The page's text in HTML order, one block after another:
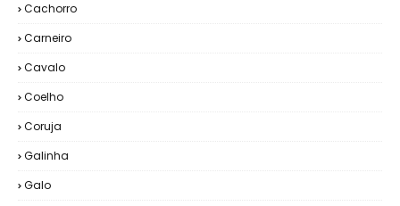
Cachorro
Carneiro
Cavalo
Coelho
Coruja
Galinha
Galo